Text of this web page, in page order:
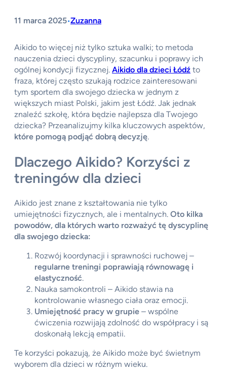
11 marca 2025•Zuzanna
Aikido to więcej niż tylko sztuka walki; to metoda
nauczenia dzieci dyscypliny, szacunku i poprawy ich
ogólnej kondycji fizycznej. Aikido dla dzieci Łódź to
fraza, której często szukają rodzice zainteresowani
tym sportem dla swojego dziecka w jednym z
większych miast Polski, jakim jest Łódź. Jak jednak
znaleźć szkołę, która będzie najlepsza dla Twojego
dziecka? Przeanalizujmy kilka kluczowych aspektów,
które pomogą podjąć dobrą decyzję.
Dlaczego Aikido? Korzyści z
treningów dla dzieci
Aikido jest znane z kształtowania nie tylko
umiejętności fizycznych, ale i mentalnych. Oto kilka
powodów, dla których warto rozważyć tę dyscyplinę
dla swojego dziecka:
Rozwój koordynacji i sprawności ruchowej –
regularne treningi poprawiają równowagę i
elastyczność.
Nauka samokontroli – Aikido stawia na
kontrolowanie własnego ciała oraz emocji.
Umiejętność pracy w grupie – wspólne
ćwiczenia rozwijają zdolność do współpracy i są
doskonałą lekcją empatii.
Te korzyści pokazują, że Aikido może być świetnym
wyborem dla dzieci w różnym wieku.